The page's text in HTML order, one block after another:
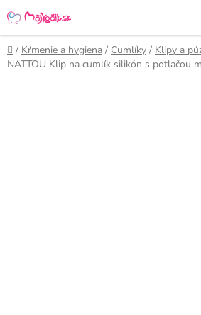
na
obsah
Domov
/ Kŕmenie a hygiena / Cumlíky / Klipy a
NATTOU Klip na cumlík silikón s potlačou